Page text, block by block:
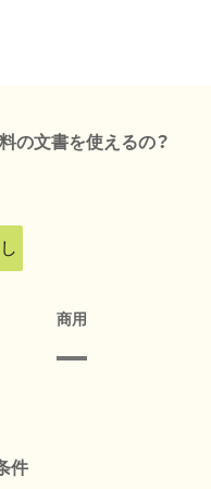
の文書を使えるの？
商用
件